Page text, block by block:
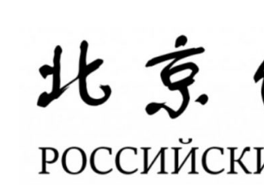
содержимому